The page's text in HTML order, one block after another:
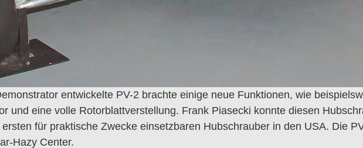
entwickelte PV-2 brachte einige neue Funktionen, wie
und eine volle Rotorblattverstellung. Frank Piasecki konnte diesen
für praktische Zwecke einsetzbaren Hubschrauber in den USA. Die
Hazy Center.